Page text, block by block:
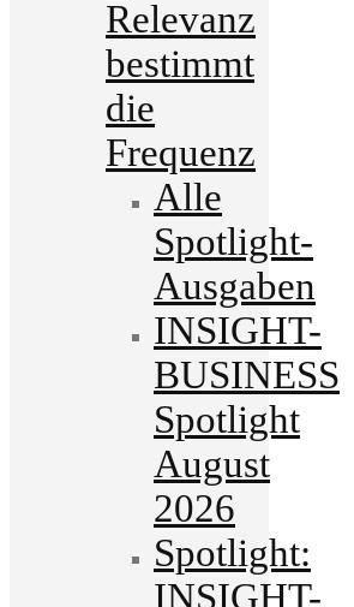
Relevanz
bestimmt
die
Frequenz
Alle
Spotlight-
Ausgaben
INSIGHT-
BUSINESS
Spotlight
August
2026
Spotlight:
INSIGHT-